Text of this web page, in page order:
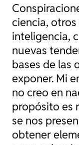
ciencia,
inteligencia,
nuevas
bases de las
exponer. Mi
no creo en
propósito es
se nos
obtener